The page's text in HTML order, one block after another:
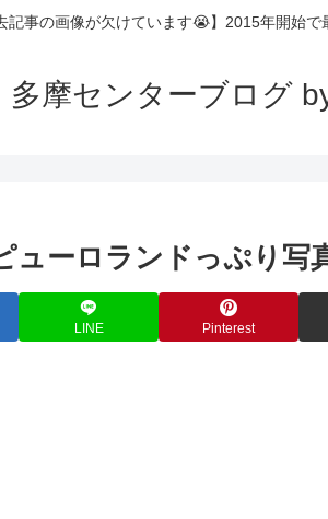
記事の画像が欠けています😭】2015年開始
多摩センターブログ
ューロランドっぷり写
LINE Pinterest